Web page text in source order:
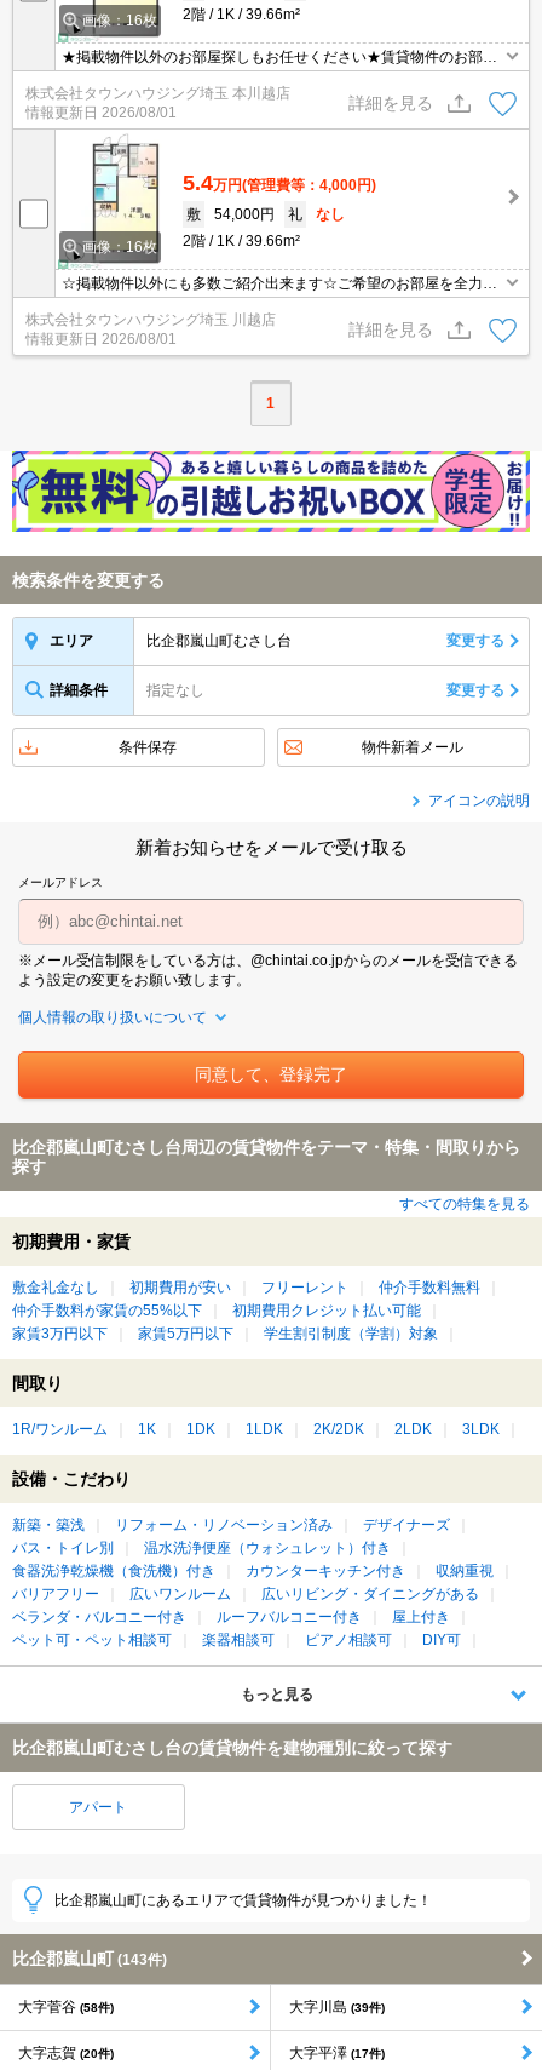
画像：16枚 2階 1K 39.66m²
★掲載物件以外のお部屋探しもお任せください★賃貸物件のお部屋
探しはタウンハウジングへ★
株式会社タウンハウジング埼玉 本川越店
情報更新日 2026/08/01
詳細を見る
画像：16枚
5.4万円(管理費等：4,000円)
敷
54,000円 礼
なし
2階
1K 39.66m²
☆掲載物件以外にも多数ご紹介出来ます☆ご希望のお部屋を全力で
お探しさせて頂きます♪
株式会社タウンハウジング埼玉 川越店
情報更新日 2026/08/01
詳細を見る
1
検索条件を変更する
エリア 比企郡嵐山町むさし台 変更する
詳細条件 指定なし 変更する
条件保存 物件新着メール
アイコンの説明
新着お知らせをメールで受け取る
メールアドレス
※メール受信制限をしている方は、@chintai.co.jpからのメールを受信できる
よう設定の変更をお願い致します。
個人情報の取り扱いについて
比企郡嵐山町むさし台周辺の賃貸物件をテーマ・特集・間取りから
探す
すべての特集を見る
初期費用・家賃
敷金礼金なし 初期費用が安い フリーレント
仲介手数料無料
仲介手数料が家賃の55%以下
初期費用クレジット払い可能
家賃3万円以下
家賃5万円以下 学生割引制度（学割）対象
間取り
1R/ワンルーム 1K 1DK 1LDK 2K/2DK 2LDK 3LDK
設備・こだわり
新築・築浅 リフォーム・リノベーション済み
デザイナーズ
バス・トイレ別
温水洗浄便座（ウォシュレット）付き
食器洗浄乾燥機（食洗機）付き
カウンターキッチン付き
収納重視
バリアフリー
広いワンルーム
広いリビング・ダイニングがある
ベランダ・バルコニー付き
ルーフバルコニー付き
屋上付き
ペット可・ペット相談可
楽器相談可 ピアノ相談可 DIY可
もっと見る
比企郡嵐山町むさし台の賃貸物件を建物種別に絞って探す
アパート
比企郡嵐山町にあるエリアで賃貸物件が見つかりました！
比企郡嵐山町 (143件)
大字菅谷 (58件) 大字川島 (39件)
大字志賀 (20件) 大字平澤 (17件)